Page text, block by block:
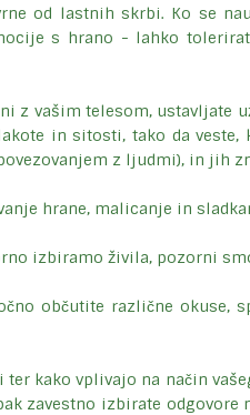
od lastnih skrbi. Ko se
s hrano - lahko
z vašim telesom, ustavljate
in sitosti, tako da
z ljudmi), in jih
hrane, malicanje in
izbiramo živila, pozorni
občutite različne okuse,
kako vplivajo na način
zavestno izbirate